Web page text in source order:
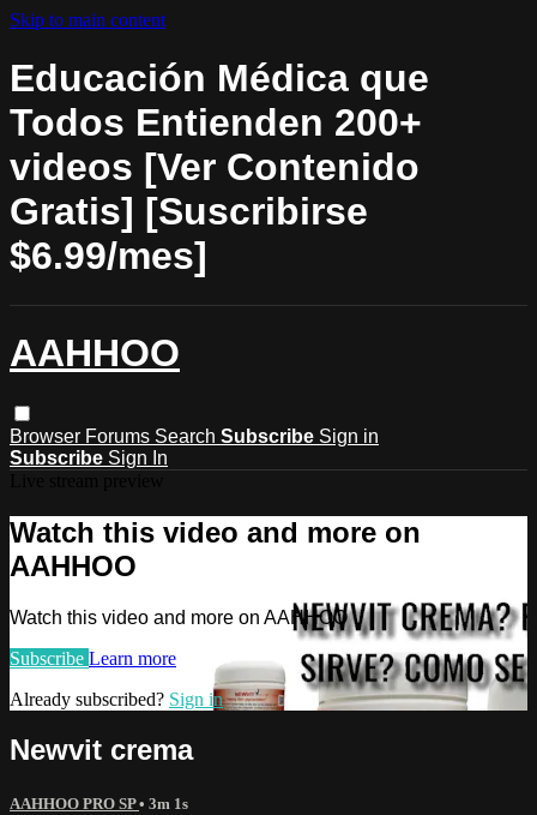
Skip to main content
Educación Médica que
Todos Entienden 200+
videos [Ver Contenido
Gratis] [Suscribirse
$6.99/mes]
AAHHOO
Browser Forums Search Subscribe Sign in
Subscribe Sign In
Watch this video and more on
AAHHOO
Watch this video and more on AAHHOO
Subscribe Learn more
Already subscribed? Sign in
Newvit crema
AAHHOO PRO SP• 3m 1s